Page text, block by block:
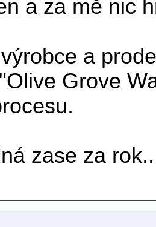
a za mě nic
a
Grove
zase za